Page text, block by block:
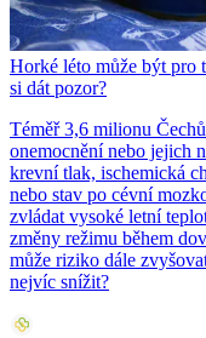
Horké léto může být pro
si dát pozor?
Téměř 3,6 milionu
onemocnění nebo jejich
krevní tlak, ischemická
nebo stav po cévní
zvládat vysoké letní
změny režimu během
může riziko dále
nejvíc snížit?